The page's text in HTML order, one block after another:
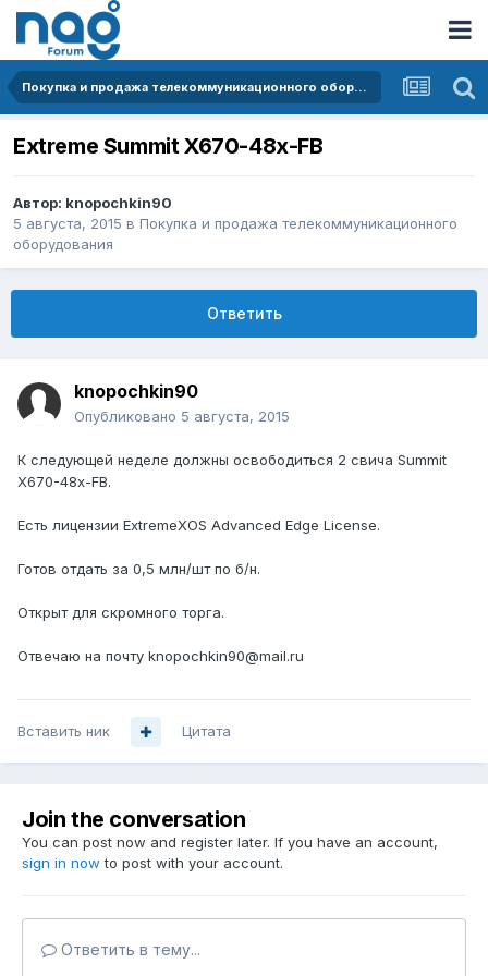
Покупка и продажа телекоммуникационного оборудования
Extreme Summit X670-48x-FB
Автор: knopochkin90
5 августа, 2015 в Покупка и продажа телекоммуникационного
оборудования
Ответить
knopochkin90
Опубликовано 5 августа, 2015
К следующей неделе должны освободиться 2 свича Summit
X670-48x-FB.
Есть лицензии ExtremeXOS Advanced Edge License.
Готов отдать за 0,5 млн/шт по б/н.
Открыт для скромного торга.
Отвечаю на почту knopochkin90@mail.ru
Вставить ник Цитата
Join the conversation
You can post now and register later. If you have an account,
sign in now to post with your account.
Ответить в тему...